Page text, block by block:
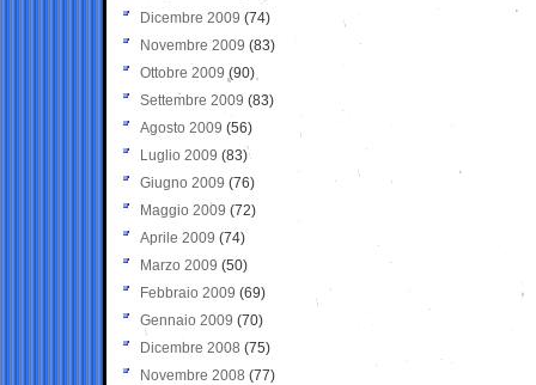
Dicembre 2009 (74)
Novembre 2009 (83)
Ottobre 2009 (90)
Settembre 2009 (83)
Agosto 2009 (56)
Luglio 2009 (83)
Giugno 2009 (76)
Maggio 2009 (72)
Aprile 2009 (74)
Marzo 2009 (50)
Febbraio 2009 (69)
Gennaio 2009 (70)
Dicembre 2008 (75)
Novembre 2008 (77)